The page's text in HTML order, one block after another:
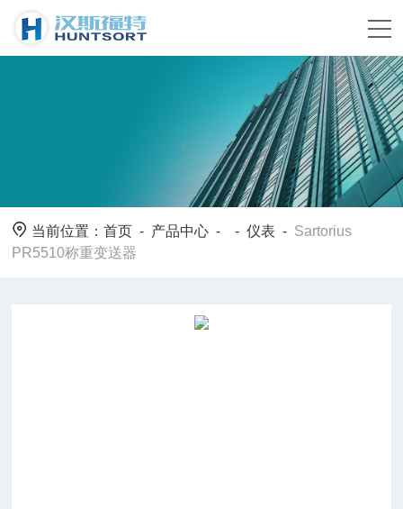
当前位置：首页 - 产品中心 - -仪表 - Sartorius
PR5510称重变送器